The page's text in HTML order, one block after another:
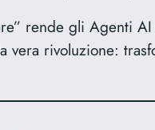
rende gli Agenti
vera rivoluzione: